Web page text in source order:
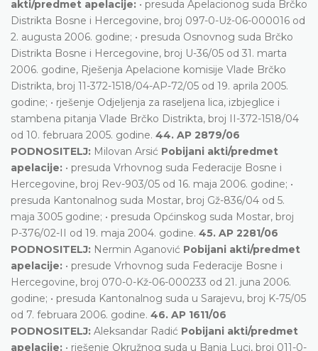
akti/predmet apelacije: • presuda Apelacionog suda Brčko
Distrikta Bosne i Hercegovine, broj 097-0-Už-06-000016 od
2. augusta 2006. godine; • presuda Osnovnog suda Brčko
Distrikta Bosne i Hercegovine, broj U-36/05 od 31. marta
2006. godine, Rješenja Apelacione komisije Vlade Brčko
Distrikta, broj 11-372-1518/04-AP-72/05 od 19. aprila 2005.
godine; • rješenje Odjeljenja za raseljena lica, izbjeglice i
stambena pitanja Vlade Brčko Distrikta, broj II-372-1518/04
od 10. februara 2005. godine. 44. AP 2879/06
PODNOSITELJ: Milovan Arsić Pobijani akti/predmet
apelacije: • presuda Vrhovnog suda Federacije Bosne i
Hercegovine, broj Rev-903/05 od 16. maja 2006. godine; •
presuda Kantonalnog suda Mostar, broj Gž-836/04 od 5.
maja 3005 godine; • presuda Općinskog suda Mostar, broj
P-376/02-II od 19. maja 2004. godine. 45. AP 2281/06
PODNOSITELJ: Nermin Aganović Pobijani akti/predmet
apelacije: • presude Vrhovnog suda Federacije Bosne i
Hercegovine, broj 070-0-Kž-06-000233 od 21. juna 2006.
godine; • presuda Kantonalnog suda u Sarajevu, broj K-75/05
od 7. februara 2006. godine. 46. AP 1611/06
PODNOSITELJ: Aleksandar Radić Pobijani akti/predmet
apelacije: • rješenje Okružnog suda u Banja Luci, broj 011-0-